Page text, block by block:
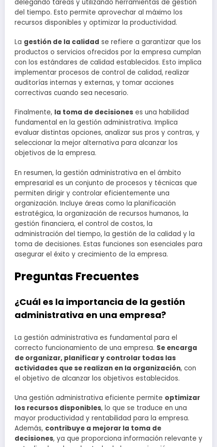
delegando tareas y utilizando herramientas de gestión
del tiempo. Esto permite aprovechar al máximo los
recursos disponibles y optimizar la productividad.
La gestión de la calidad se refiere a garantizar que los
productos o servicios ofrecidos por la empresa cumplan
con los estándares de calidad establecidos. Esto implica
implementar procesos de control de calidad, realizar
auditorías internas y externas, y tomar acciones
correctivas cuando sea necesario.
Finalmente, la toma de decisiones es una habilidad
fundamental en la gestión administrativa. Implica
evaluar distintas opciones, analizar sus pros y contras, y
seleccionar la mejor alternativa para alcanzar los
objetivos de la empresa.
En resumen, la gestión administrativa en el ámbito
empresarial es un conjunto de procesos y técnicas que
permiten dirigir y controlar eficientemente una
organización. Incluye áreas como la planificación
estratégica, la organización de recursos humanos, la
gestión financiera, el control de costos, la
administración del tiempo, la gestión de la calidad y la
toma de decisiones. Estas funciones son esenciales para
asegurar el éxito y crecimiento de la empresa.
Preguntas Frecuentes
¿Cuál es la importancia de la gestión
administrativa en una empresa?
La gestión administrativa es fundamental para el
correcto funcionamiento de una empresa. Se encarga
de organizar, planificar y controlar todas las
actividades que se realizan en la organización, con
el objetivo de alcanzar los objetivos establecidos.
Una gestión administrativa eficiente permite optimizar
los recursos disponibles, lo que se traduce en una
mayor productividad y rentabilidad para la empresa.
Además, contribuye a mejorar la toma de
decisiones, ya que proporciona información relevante y